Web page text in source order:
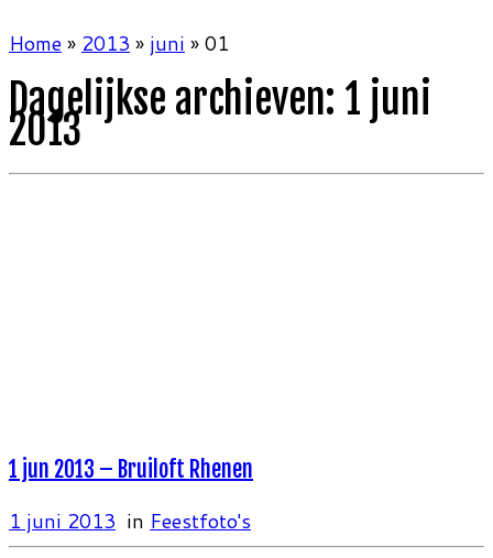
Home» 2013 » juni »01
Dagelijkse archieven: 1 juni
2013
1 jun 2013 – Bruiloft Rhenen
1 juni 2013 in Feestfoto's